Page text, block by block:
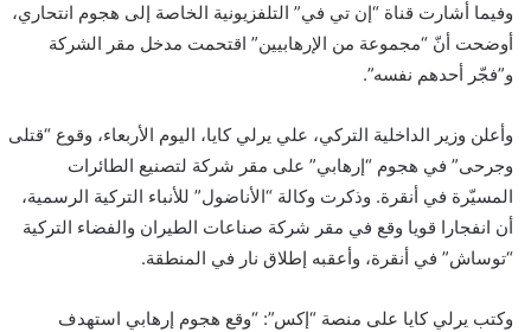
وفيما أشارت قناة “إن تي في” التلفزيونية الخاصة إلى هجوم انتحاري،
أوضحت أنّ “مجموعة من الإرهابيين” اقتحمت مدخل مقر الشركة
و”فجّر أحدهم نفسه”.
وأعلن وزير الداخلية التركي، علي يرلي كايا، اليوم الأربعاء، وقوع “قتلى
وجرحى” في هجوم “إرهابي” على مقر شركة لتصنيع الطائرات
المسيّرة في أنقرة. وذكرت وكالة “الأناضول” للأنباء التركية الرسمية،
أن انفجارا قويا وقع في مقر شركة صناعات الطيران والفضاء التركية
“توساش” في أنقرة، وأعقبه إطلاق نار في المنطقة.
وكتب يرلي كايا على منصة “إكس”: “وقع هجوم إرهابي استهدف